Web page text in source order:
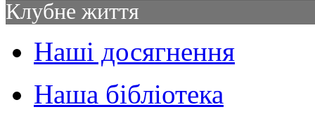
Клубне життя
Наші досягнення
Наша бібліотека